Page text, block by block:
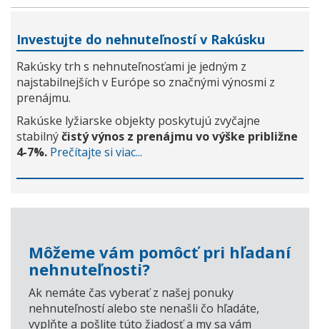
Investujte do nehnuteľností v Rakúsku
Rakúsky trh s nehnuteľnosťami je jedným z
najstabilnejších v Európe so značnými výnosmi z
prenájmu.
Rakúske lyžiarske objekty poskytujú zvyčajne
stabilnýčistý výnos z prenájmu vo výške približne
4-7%. Prečítajte si viac...
Môžeme vám pomôcť pri hľadaní
nehnuteľnosti?
Ak nemáte čas vyberať z našej ponuky
nehnuteľností alebo ste nenašli čo hľadáte,
vyplňte a pošlite túto žiadosť a my sa vám